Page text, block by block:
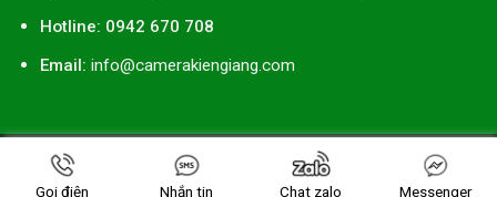
Hotline: 0942 670 708
Email: info@camerakiengiang.com
Thiết kế web
Miền Tây Công Nghệ
Copyright 2026 ©
CAMERA KIÊN GIANG
Gọi điện Nhắn tin Chat zalo Messenger